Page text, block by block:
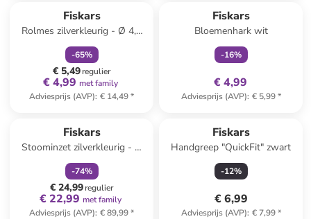
Fiskars
Rolmes zilverkleurig - Ø 4,5
cm
-65%
€ 5,49regulier
€ 4,99 met family
Adviesprijs (AVP): € 14,49*
Fiskars
Bloemenhark wit
-16%
€ 4,99
Adviesprijs (AVP): € 5,99*
Fiskars
Stoominzet zilverkleurig - Ø
19,6 cm
-74%
€ 24,99regulier
€ 22,99 met family
Adviesprijs (AVP): € 89,99*
Fiskars
Handgreep "QuickFit" zwart
-12%
€ 6,99
Adviesprijs (AVP): € 7,99*